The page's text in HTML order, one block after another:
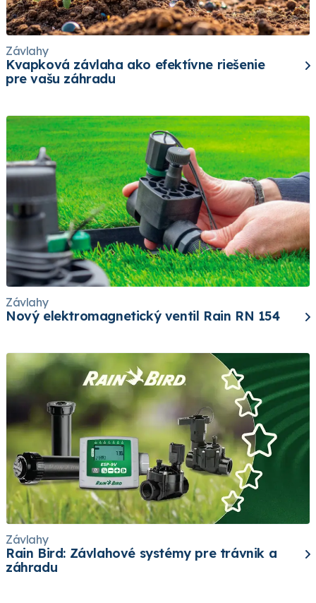
Závlahy
Kvapková závlaha ako efektívne riešenie
pre vašu záhradu
Závlahy
Nový elektromagnetický ventil Rain RN 154
Závlahy
Rain Bird: Závlahové systémy pre trávnik a
záhradu